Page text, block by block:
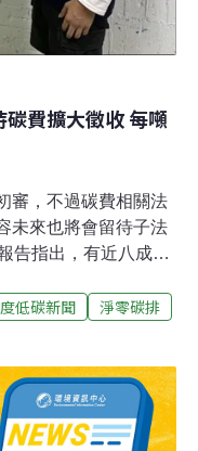
費擴大徵收 每噸
審，不過碳費相關法
未來也將會留待子法
告指出，有近八成受
。綠色和平專案主任
備，若政府擔心得
，最後只放幾個銅板
時代」 仍有多數中小
低碳新聞
淨零碳排